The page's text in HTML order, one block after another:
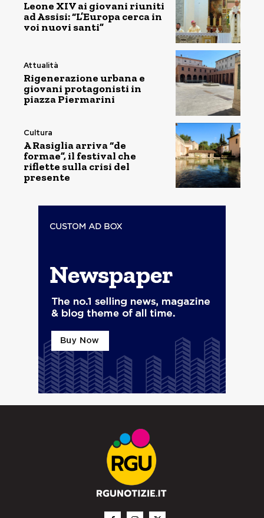
Leone XIV ai giovani riuniti
ad Assisi: “L’Europa cerca in
voi nuovi santi”
Attualità
Rigenerazione urbana e
giovani protagonisti in
piazza Piermarini
Cultura
A Rasiglia arriva “de
formae”, il festival che
riflette sulla crisi del
presente